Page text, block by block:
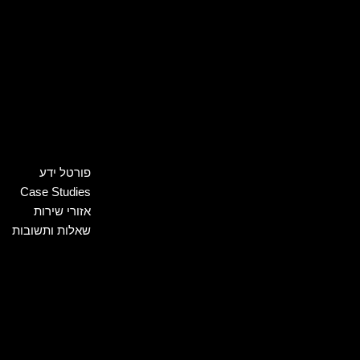
פורטל ידע
Case Studies
אזורי שירות
שאלות ותשובות